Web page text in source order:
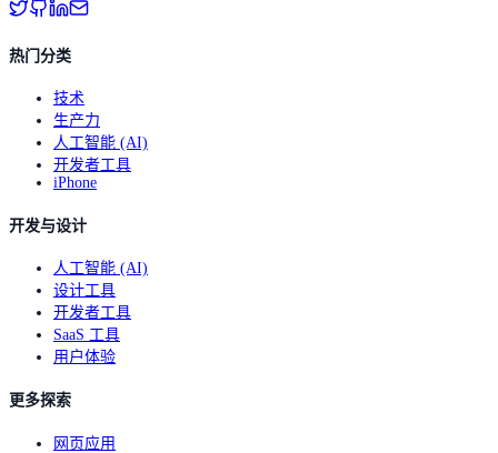
热门分类
技术
生产力
人工智能 (AI)
开发者工具
iPhone
开发与设计
人工智能 (AI)
设计工具
开发者工具
SaaS 工具
用户体验
更多探索
网页应用